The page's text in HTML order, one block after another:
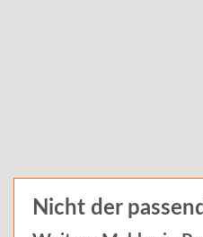
Nicht der